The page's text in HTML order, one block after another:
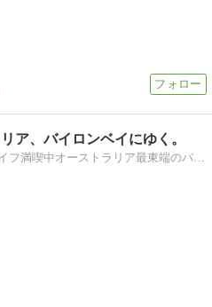
ア、バイロンベイにゆく。
ワーホリでバイロンベイライフ満喫中オーストラリア最東端のバイロンベイでバイロンライフ満喫中。留学までの準備など